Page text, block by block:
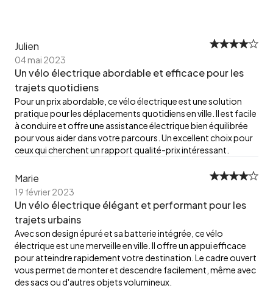
Julien
04 mai 2023
Un vélo électrique abordable et efficace pour les
trajets quotidiens
Pour un prix abordable, ce vélo électrique est une solution
pratique pour les déplacements quotidiens en ville. Il est facile
à conduire et offre une assistance électrique bien équilibrée
pour vous aider dans votre parcours. Un excellent choix pour
ceux qui cherchent un rapport qualité-prix intéressant.
Marie
19 février 2023
Un vélo électrique élégant et performant pour les
trajets urbains
Avec son design épuré et sa batterie intégrée, ce vélo
électrique est une merveille en ville. Il offre un appui efficace
pour atteindre rapidement votre destination. Le cadre ouvert
vous permet de monter et descendre facilement, même avec
des sacs ou d'autres objets volumineux.